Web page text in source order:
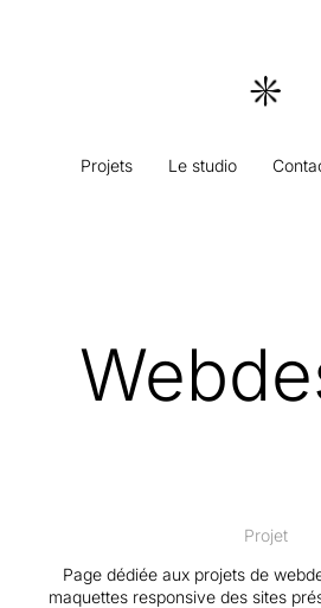
Projets Le studio
Projet
Page dédiée aux projets de
maquettes responsive des sites